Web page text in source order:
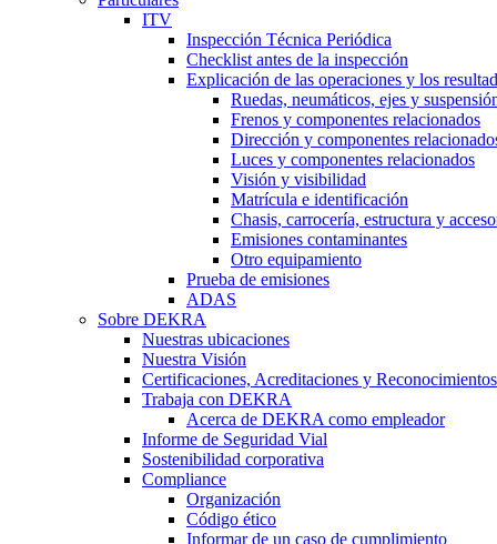
ITV
Inspección Técnica Periódica
Checklist antes de la inspección
Explicación de las operaciones y los
Ruedas, neumáticos, ejes y
Frenos y componentes relacionados
Dirección y componentes
Luces y componentes relacionados
Visión y visibilidad
Matrícula e identificación
Chasis, carrocería, estructura y
Emisiones contaminantes
Otro equipamiento
Prueba de emisiones
ADAS
Sobre DEKRA
Nuestras ubicaciones
Nuestra Visión
Certificaciones, Acreditaciones y Reconocimientos
Trabaja con DEKRA
Acerca de DEKRA como empleador
Informe de Seguridad Vial
Sostenibilidad corporativa
Compliance
Organización
Código ético
Informar de un caso de cumplimiento